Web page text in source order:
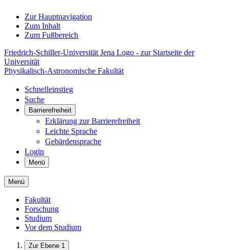
Zur Hauptnavigation
Zum Inhalt
Zum Fußbereich
Friedrich-Schiller-Universität Jena Logo - zur Startseite der
Universität
Physikalisch-Astronomische Fakultät
Schnelleinstieg
Suche
Barrierefreiheit
Erklärung zur Barrierefreiheit
Leichte Sprache
Gebärdensprache
Login
Menü
Menü
Fakultät
Forschung
Studium
Vor dem Studium
Zur Ebene 1